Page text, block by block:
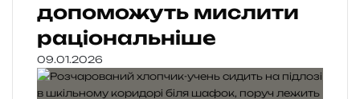
допоможуть мислити
раціональніше
09.01.2026